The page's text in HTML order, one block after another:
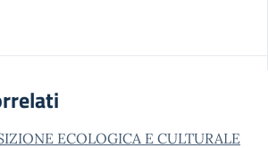
ECOLOGICA E CULTURALE